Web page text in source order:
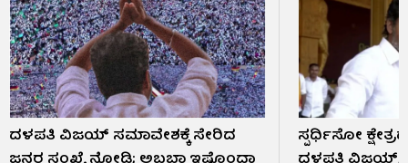
ದಳಪತಿ ವಿಜಯ್ ಸಮಾವೇಶಕ್ಕೆ ಸೇರಿದ
ಸ್ಪರ್ಧಿಸೋ